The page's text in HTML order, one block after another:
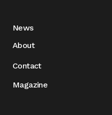
News
About
Contact
Magazine